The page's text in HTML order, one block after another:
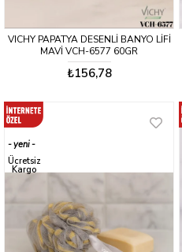
VICHY PAPATYA DESENLİ BANYO LİFİ
MAVİ VCH-6577 60GR
₺156,78
yeni
ürün
Ücretsiz
Kargo